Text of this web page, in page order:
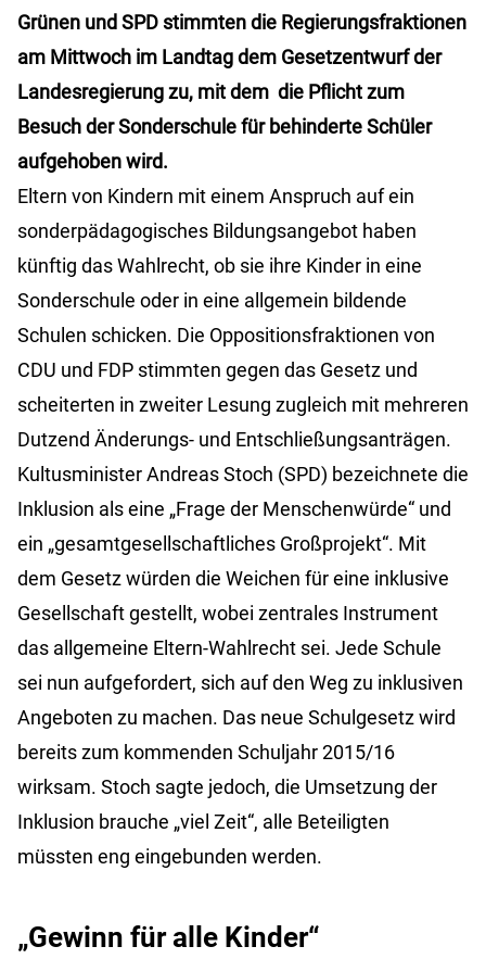
Grünen und SPD stimmten die Regierungsfraktionen
am Mittwoch im Landtag dem Gesetzentwurf der
Landesregierung zu, mit dem die Pflicht zum
Besuch der Sonderschule für behinderte Schüler
aufgehoben wird.
Eltern von Kindern mit einem Anspruch auf ein
sonderpädagogisches Bildungsangebot haben
künftig das Wahlrecht, ob sie ihre Kinder in eine
Sonderschule oder in eine allgemein bildende
Schulen schicken. Die Oppositionsfraktionen von
CDU und FDP stimmten gegen das Gesetz und
scheiterten in zweiter Lesung zugleich mit mehreren
Dutzend Änderungs- und Entschließungsanträgen.
Kultusminister Andreas Stoch (SPD) bezeichnete die
Inklusion als eine „Frage der Menschenwürde“ und
ein „gesamtgesellschaftliches Großprojekt“. Mit
dem Gesetz würden die Weichen für eine inklusive
Gesellschaft gestellt, wobei zentrales Instrument
das allgemeine Eltern-Wahlrecht sei. Jede Schule
sei nun aufgefordert, sich auf den Weg zu inklusiven
Angeboten zu machen. Das neue Schulgesetz wird
bereits zum kommenden Schuljahr 2015/16
wirksam. Stoch sagte jedoch, die Umsetzung der
Inklusion brauche „viel Zeit“, alle Beteiligten
müssten eng eingebunden werden.
„Gewinn für alle Kinder“